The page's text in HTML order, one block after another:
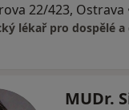
22/423, Ostrava
lékař pro dospělé a
MUDr.